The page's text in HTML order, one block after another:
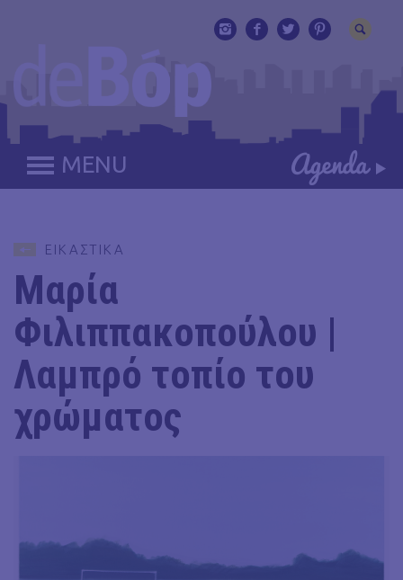
MENU
ΕΙΚΑΣΤΙΚΑ
Μαρία
Φιλιππακοπούλου |
Λαμπρό τοπίο του
χρώματος